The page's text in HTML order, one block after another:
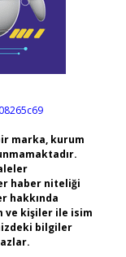
marka, kurum
haber niteliği
hakkında
ve kişiler ile isim
bilgiler